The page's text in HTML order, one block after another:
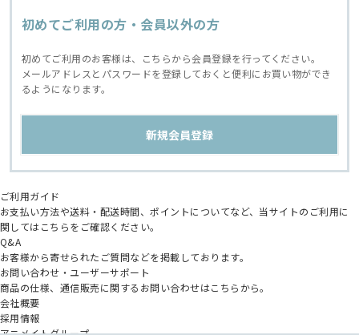
初めてご利用の方・会員以外の方
初めてご利用のお客様は、こちらから会員登録を行ってください。
メールアドレスとパスワードを登録しておくと便利にお買い物ができ
るようになります。
ご利用ガイド
お支払い方法や送料・配送時間、ポイントについてなど、当サイトのご利用に
関してはこちらをご確認ください。
Q&A
お客様から寄せられたご質問などを掲載しております。
お問い合わせ・ユーザーサポート
商品の仕様、通信販売に関するお問い合わせはこちらから。
会社概要
採用情報